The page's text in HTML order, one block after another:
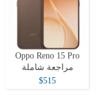
Oppo Reno 15 Pro
مراجعة شاملة
$515